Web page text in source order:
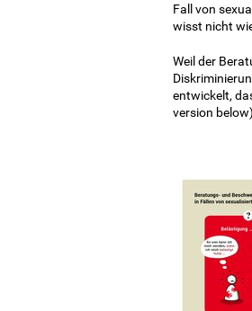
Fall von
wisst nicht
Weil der
entwickelt,
version